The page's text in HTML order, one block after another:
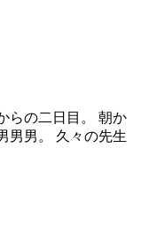
らの二日目。 朝か
男男。 久々の先生